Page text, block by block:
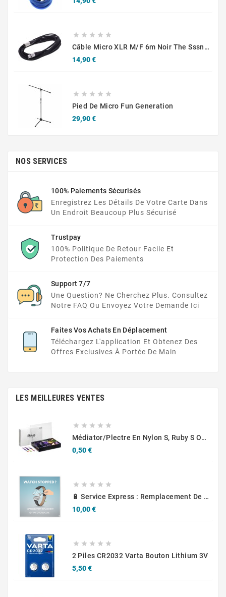
    
Câble Micro XLR M/F 6m Noir The Sssnake SM6BK
14,90 €Prix
    
Pied De Micro Fun Generation
29,90 €Prix
NOS SERVICES
100% Paiements Sécurisés
Enregistrez Les Détails De Votre Carte Dans
Un Endroit Beaucoup Plus Sécurisé
Trustpay
100% Politique De Retour Facile Et
Protection Des Paiements
Support 7/7
Une Question? Ne Cherchez Plus. Consultez
Notre FAQ Ou Envoyez Votre Demande Ici
Faites Vos Achats En Déplacement
Téléchargez L'application Et Obtenez Des
Offres Exclusives À Portée De Main
LES MEILLEURES VENTES
    
Médiator/plectre En Nylon S, Ruby S Ou Touch L - STAGG PBOX10
0,50 €Prix
    
🔋 Service Express : Remplacement De Piles D'Horlogerie
10,00 €Prix
    
2 Piles CR2032 Varta Bouton Lithium 3V
5,50 €Prix